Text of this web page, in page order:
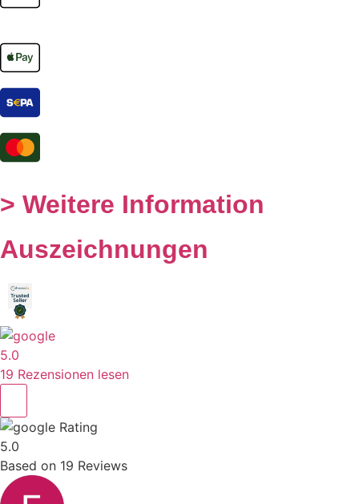
> Weitere Information
Auszeichnungen
5.0
19 Rezensionen lesen
Rating
5.0
Based on 19 Reviews